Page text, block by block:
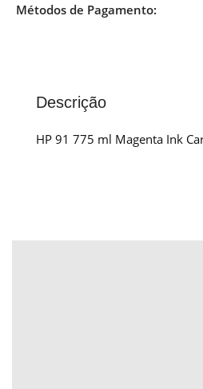
Métodos de Pagamento:
Descrição
HP 91 775 ml Magenta Ink